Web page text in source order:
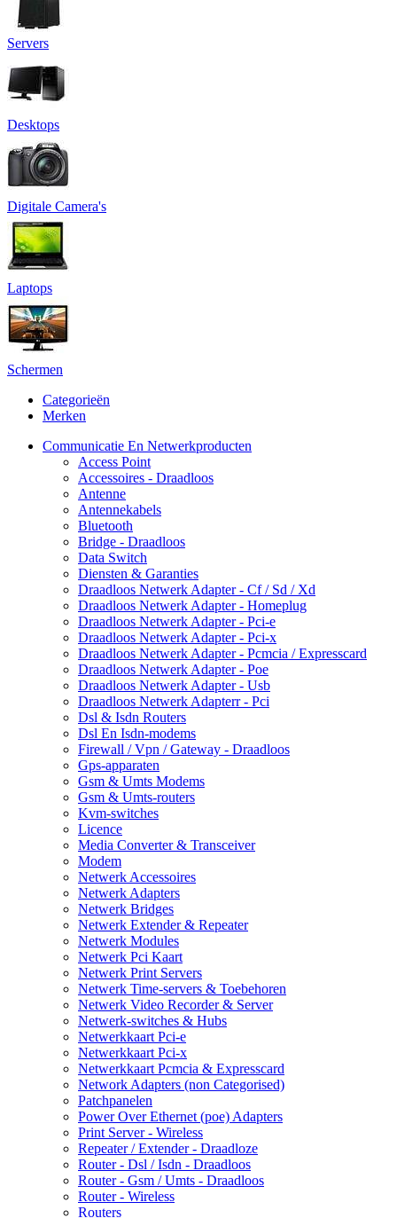
Servers
Desktops
Digitale Camera's
Laptops
Schermen
Categorieën
Merken
Communicatie En Netwerkproducten
Access Point
Accessoires - Draadloos
Antenne
Antennekabels
Bluetooth
Bridge - Draadloos
Data Switch
Diensten & Garanties
Draadloos Netwerk Adapter - Cf / Sd / Xd
Draadloos Netwerk Adapter - Homeplug
Draadloos Netwerk Adapter - Pci-e
Draadloos Netwerk Adapter - Pci-x
Draadloos Netwerk Adapter - Pcmcia / Expresscard
Draadloos Netwerk Adapter - Poe
Draadloos Netwerk Adapter - Usb
Draadloos Netwerk Adapterr - Pci
Dsl & Isdn Routers
Dsl En Isdn-modems
Firewall / Vpn / Gateway - Draadloos
Gps-apparaten
Gsm & Umts Modems
Gsm & Umts-routers
Kvm-switches
Licence
Media Converter & Transceiver
Modem
Netwerk Accessoires
Netwerk Adapters
Netwerk Bridges
Netwerk Extender & Repeater
Netwerk Modules
Netwerk Pci Kaart
Netwerk Print Servers
Netwerk Time-servers & Toebehoren
Netwerk Video Recorder & Server
Netwerk-switches & Hubs
Netwerkkaart Pci-e
Netwerkkaart Pci-x
Netwerkkaart Pcmcia & Expresscard
Network Adapters (non Categorised)
Patchpanelen
Power Over Ethernet (poe) Adapters
Print Server - Wireless
Repeater / Extender - Draadloze
Router - Dsl / Isdn - Draadloos
Router - Gsm / Umts - Draadloos
Router - Wireless
Routers